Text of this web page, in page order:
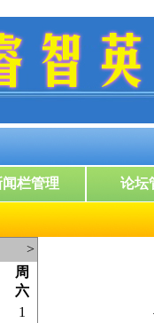
>
周
六
1